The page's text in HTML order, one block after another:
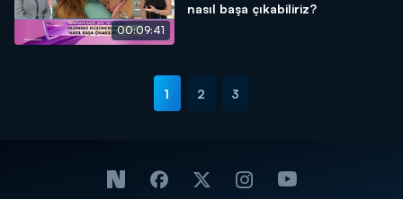
00:09:41
nasıl başa çıkabiliriz?
1 2 3